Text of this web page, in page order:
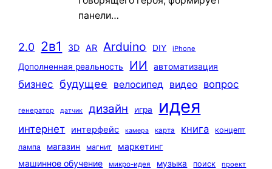
панели…
2.0 2в1 3D AR Arduino DIY iPhone
Дополненная реальность ИИ автоматизация
бизнес будущее велосипед видео вопрос
генератор датчик дизайн игра идея
интернет интерфейс камера карта книга
концепт
лампа
магазин магнит
маркетинг
машинное обучение
микро-идея музыка поиск проект